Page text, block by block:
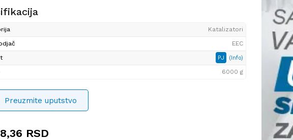
Katalizatori
EEC
PJ (Info)
6000 g
Preuzmite uputstvo
RSD